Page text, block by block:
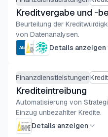
Kreditvergabe und -
Beurteilung der
von Datenanalysen.
Details anzeigen
Finanzdienstleistungen
Krediteintreibung
Automatisierung von
Einzug unbezahlter Kredite.
Details anzeigen